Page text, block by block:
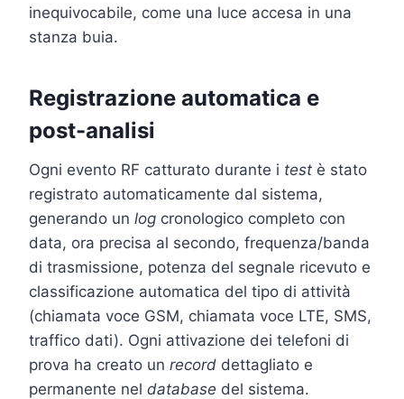
inequivocabile, come una luce accesa in una
stanza buia.
Registrazione automatica e
post-analisi
Ogni evento RF catturato durante i test è stato
registrato automaticamente dal sistema,
generando un log cronologico completo con
data, ora precisa al secondo, frequenza/banda
di trasmissione, potenza del segnale ricevuto e
classificazione automatica del tipo di attività
(chiamata voce GSM, chiamata voce LTE, SMS,
traffico dati). Ogni attivazione dei telefoni di
prova ha creato un record dettagliato e
permanente nel database del sistema.